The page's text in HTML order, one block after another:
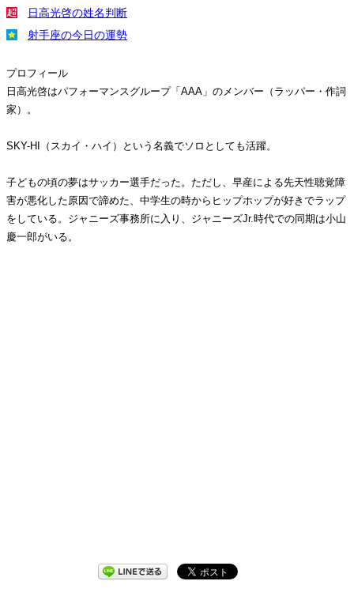
日高光啓の姓名判断
射手座の今日の運勢
プロフィール
日高光啓はパフォーマンスグループ「AAA」のメンバー（ラッパー・作詞
家）。
SKY-HI（スカイ・ハイ）という名義でソロとしても活躍。
子どもの頃の夢はサッカー選手だった。ただし、早産による先天性聴覚障
害が悪化した原因で諦めた、中学生の時からヒップホップが好きでラップ
をしている。ジャニーズ事務所に入り、ジャニーズJr.時代での同期は小山
慶一郎がいる。